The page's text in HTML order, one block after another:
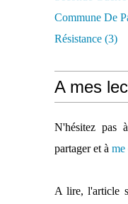
Commune De
Résistance (3)
A mes
N'hésitez pas
partager et à me
A lire, l'article